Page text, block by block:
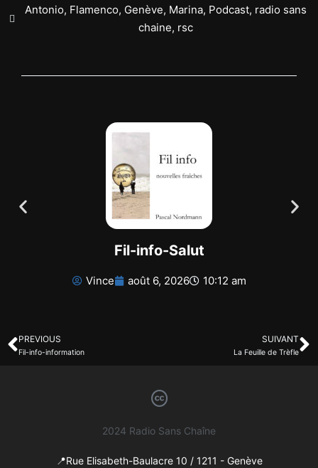
Antonio, Flamenco, Genève, Marina, Podcast, radio sans
chaine, rsc
Fil-info-Salut
Vince août 6, 2026 10:12 am
PREVIOUS
Fil-info-information
SUIVANT
La Feuille de Trèfle
2024 Radio Sans Chaîne
📍Rue Elisabeth-Baulacre 10 / 1211 - Genève